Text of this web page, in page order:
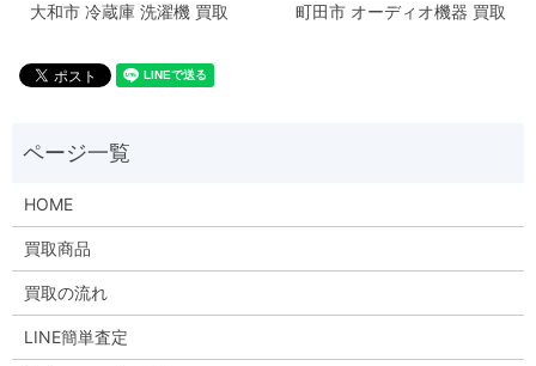
大和市 冷蔵庫 洗濯機 買取 町田市 オーディオ機器 買取
HOME
買取商品
買取の流れ
LINE簡単査定